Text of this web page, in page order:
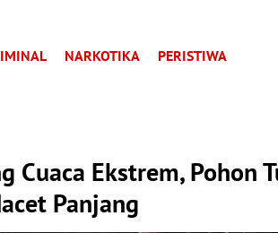
NARKOTIKA PERISTIWA
Cuaca Ekstrem, Pohon
Panjang